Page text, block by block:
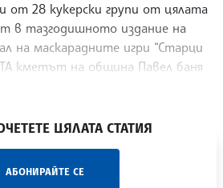
от 28 кукерски групи от цялата
в тазгодишното издание на
на маскарадните игри “Старци
кметът на община Павел баня
ЦЯЛАТА СТАТИЯ
АБОНИРАЙТЕ СЕ
за срещи отблизо с